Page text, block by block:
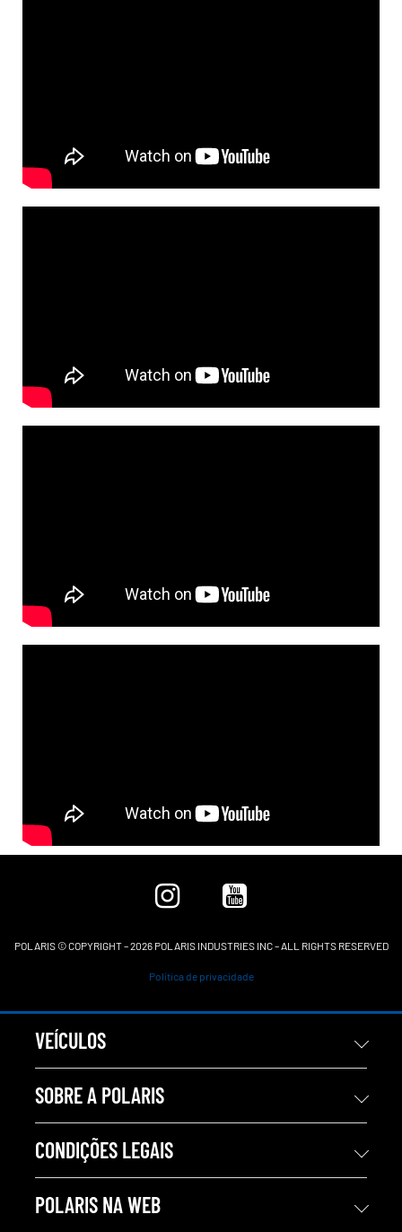
POLARIS © COPYRIGHT – 2026 POLARIS INDUSTRIES INC – ALL RIGHTS RESERVED
Política de privacidade
VEÍCULOS
SOBRE A POLARIS
CONDIÇÕES LEGAIS
POLARIS NA WEB